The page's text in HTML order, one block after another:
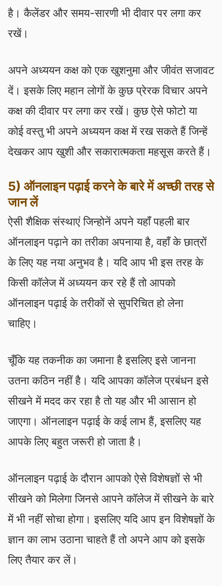
है। कैलेंडर और समय-सारणी भी दीवार पर लगा कर
रखें।
अपने अध्ययन कक्ष को एक खुशनुमा और जीवंत सजावट
दें। इसके लिए महान लोगों के कुछ प्रेरक विचार अपने
कक्ष की दीवार पर लगा कर रखें। कुछ ऐसे फोटो या
कोई वस्तु भी अपने अध्ययन कक्ष में रख सकते हैं जिन्हें
देखकर आप खुशी और सकारात्मकता महसूस करते हैं।
5) ऑनलाइन पढ़ाई करने के बारे में अच्छी तरह से
जान लें
ऐसी शैक्षिक संस्थाएं जिन्होनें अपने यहाँ पहली बार
ऑनलाइन पढ़ाने का तरीका अपनाया है, वहाँ के छात्रों
के लिए यह नया अनुभव है। यदि आप भी इस तरह के
किसी कॉलेज में अध्ययन कर रहे हैं तो आपको
ऑनलाइन पढ़ाई के तरीकों से सुपरिचित हो लेना
चाहिए।
चूँकि यह तकनीक का जमाना है इसलिए इसे जानना
उतना कठिन नहीं है। यदि आपका कॉलेज प्रबंधन इसे
सीखने में मदद कर रहा है तो यह और भी आसान हो
जाएगा। ऑनलाइन पढ़ाई के कई लाभ हैं, इसलिए यह
आपके लिए बहुत जरूरी हो जाता है।
ऑनलाइन पढ़ाई के दौरान आपको ऐसे विशेषज्ञों से भी
सीखने को मिलेगा जिनसे आपने कॉलेज में सीखने के बारे
में भी नहीं सोचा होगा। इसलिए यदि आप इन विशेषज्ञों के
ज्ञान का लाभ उठाना चाहते हैं तो अपने आप को इसके
लिए तैयार कर लें।